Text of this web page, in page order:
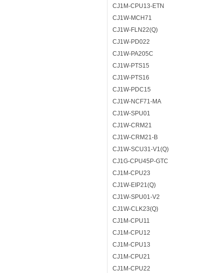
CJ1M-CPU13-ETN
CJ1W-MCH71
CJ1W-FLN22(Q)
CJ1W-PD022
CJ1W-PA205C
CJ1W-PTS15
CJ1W-PTS16
CJ1W-PDC15
CJ1W-NCF71-MA
CJ1W-SPU01
CJ1W-CRM21
CJ1W-CRM21-B
CJ1W-SCU31-V1(Q)
CJ1G-CPU45P-GTC
CJ1M-CPU23
CJ1W-EIP21(Q)
CJ1W-SPU01-V2
CJ1W-CLK23(Q)
CJ1M-CPU11
CJ1M-CPU12
CJ1M-CPU13
CJ1M-CPU21
CJ1M-CPU22